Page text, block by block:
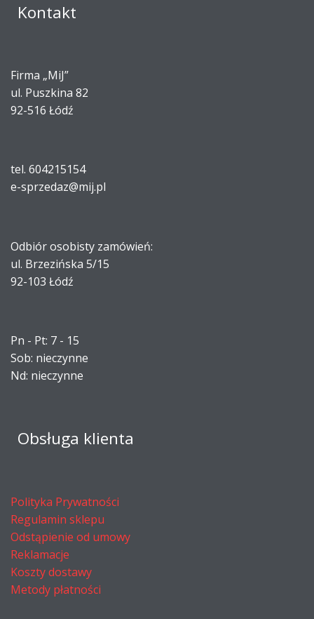
Kontakt
Firma „MiJ”
ul. Puszkina 82
92-516 Łódź
tel. 604215154
e-sprzedaz@mij.pl
Odbiór osobisty zamówień:
ul. Brzezińska 5/15
92-103 Łódź
Pn - Pt: 7 - 15
Sob: nieczynne
Nd: nieczynne
Obsługa klienta
Polityka Prywatności
Regulamin sklepu
Odstąpienie od umowy
Reklamacje
Koszty dostawy
Metody płatności